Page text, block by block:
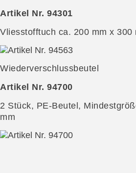
Artikel Nr. 94301
Vliesstofftuch ca. 200 mm x 300
Wiederverschlussbeutel
Artikel Nr. 94700
2 Stück, PE-Beutel,
mm